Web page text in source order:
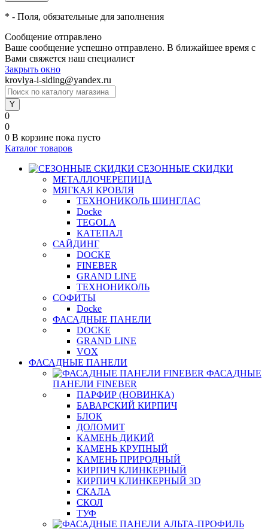
* - Поля, обязательные для заполнения
Сообщение отправлено
Ваше сообщение успешно отправлено. В ближайшее время с
Вами свяжется наш специалист
Закрыть окно
krovlya-i-siding@yandex.ru
0
0
0 В корзине пока пусто
Каталог товаров
СЕЗОННЫЕ СКИДКИ
МЕТАЛЛОЧЕРЕПИЦА
МЯГКАЯ КРОВЛЯ
ТЕХНОНИКОЛЬ ШИНГЛАС
Docke
TEGOLA
КАТЕПАЛ
САЙДИНГ
DOCKE
FINEBER
GRAND LINE
ТЕХНОНИКОЛЬ
СОФИТЫ
Docke
ФАСАДНЫЕ ПАНЕЛИ
DOCKE
GRAND LINE
VOX
ФАСАДНЫЕ ПАНЕЛИ
ФАСАДНЫЕ
ПАНЕЛИ FINEBER
ПАРФИР (НОВИНКА)
БАВАРСКИЙ КИРПИЧ
БЛОК
ДОЛОМИТ
КАМЕНЬ ДИКИЙ
КАМЕНЬ КРУПНЫЙ
КАМЕНЬ ПРИРОДНЫЙ
КИРПИЧ КЛИНКЕРНЫЙ
КИРПИЧ КЛИНКЕРНЫЙ 3D
СКАЛА
СКОЛ
ТУФ